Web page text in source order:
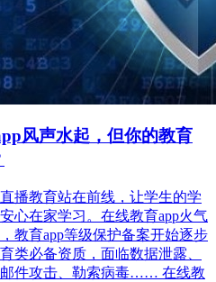
风声水起，但你的教育
播教育站在前线，让学生的学
心在家学习。在线教育app火气
教育app等级保护备案开始逐步
类必备资质，面临数据泄露、
邮件攻击、勒索病毒…… 在线教